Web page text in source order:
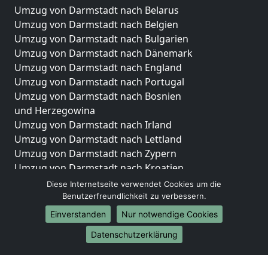
Umzug von Darmstadt nach Belarus
Umzug von Darmstadt nach Belgien
Umzug von Darmstadt nach Bulgarien
Umzug von Darmstadt nach Dänemark
Umzug von Darmstadt nach England
Umzug von Darmstadt nach Portugal
Umzug von Darmstadt nach Bosnien
und Herzegowina
Umzug von Darmstadt nach Irland
Umzug von Darmstadt nach Lettland
Umzug von Darmstadt nach Zypern
Umzug von Darmstadt nach Kroatien
Umzug von Darmstadt nach Estland
Umzug von Darmstadt nach Finnland
Umzug von Darmstadt nach Frankreich
Umzug von Darmstadt nach Griechenland
Umzug von Darmstadt nach Italien
Diese Internetseite verwendet Cookies um die
Benutzerfreundlichkeit zu verbessern.
Einverstanden
Nur notwendige Cookies
Datenschutzerklärung